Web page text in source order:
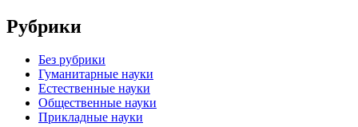
Рубрики
Без рубрики
Гуманитарные науки
Естественные науки
Общественные науки
Прикладные науки